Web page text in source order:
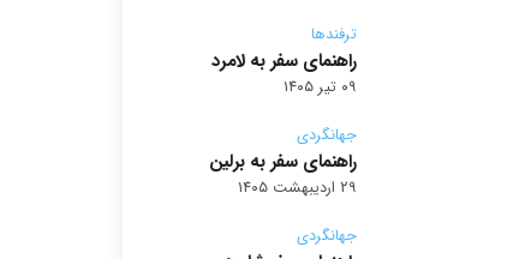
ترفندها
راهنمای سفر به لامرد
۰۹ تیر ۱۴۰۵
جهانگردی
راهنمای سفر به برلین
۲۹ اردیبهشت ۱۴۰۵
جهانگردی